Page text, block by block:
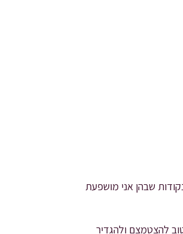
שבהן אני מושפעת
להצטמצם ולהגדיר